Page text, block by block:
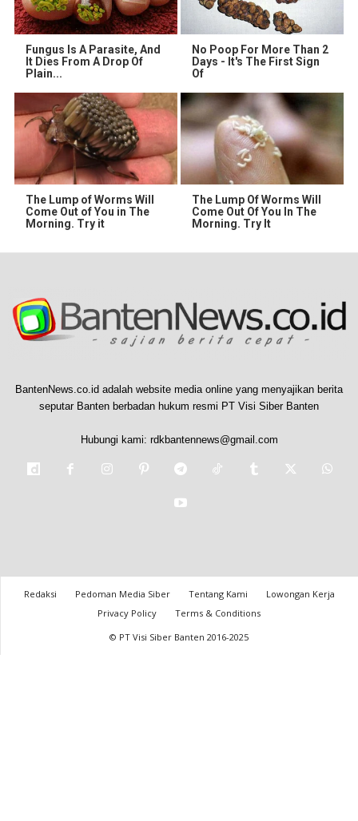
Fungus Is A Parasite, And
It Dies From A Drop Of
Plain...
No Poop For More Than 2
Days - It's The First Sign
Of
The Lump of Worms Will
Come Out of You in The
Morning. Try it
The Lump Of Worms Will
Come Out Of You In The
Morning. Try It
BantenNews.co.id adalah website media online yang menyajikan berita
seputar Banten berbadan hukum resmi PT Visi Siber Banten
Hubungi kami: rdkbantennews@gmail.com
Redaksi Pedoman Media Siber Tentang Kami
Lowongan Kerja
Privacy Policy
Terms & Conditions
© PT Visi Siber Banten 2016-2025